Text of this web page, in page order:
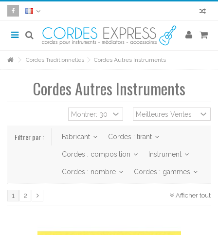
Cordes Traditionnelles Cordes Autres Instruments
Cordes Autres Instruments
Filtrer par : Fabricant Cordes : tirant
Cordes : composition Instrument
Cordes : nombre Cordes : gammes
Afficher tout
1 2